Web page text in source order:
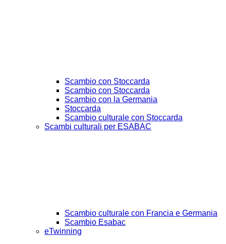
Scambio con Stoccarda
Scambio con Stoccarda
Scambio con la Germania
Stoccarda
Scambio culturale con Stoccarda
Scambi culturali per ESABAC
Scambio culturale con Francia e Germania
Scambio Esabac
eTwinning